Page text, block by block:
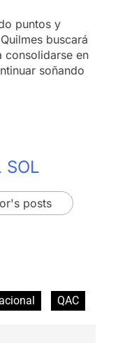
puntos y
buscará
consolidarse en
soñando
SOL
posts
QAC